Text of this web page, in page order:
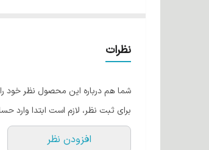
است که بعد از عمل رنگ آمیزی کاملا
در بین رنگدانه های موجود در جهان
نظرات
شما هم درباره این محصول نظر خود
برای ثبت نظر، لازم است ابتدا وارد
افزودن نظر